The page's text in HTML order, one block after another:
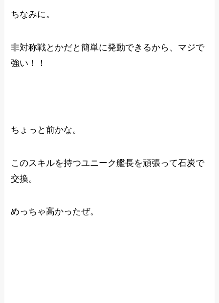
ちなみに。
非対称戦とかだと簡単に発動できるから、マジで
強い！！
ちょっと前かな。
このスキルを持つユニーク艦長を頑張って石炭で
交換。
めっちゃ高かったぜ。